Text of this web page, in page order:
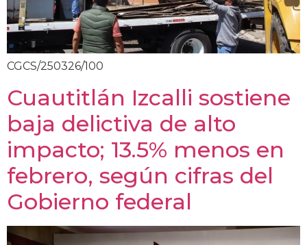
CGCS/250326/100
Cuautitlán Izcalli sostiene
baja delictiva de alto
impacto; 13.5% menos en
febrero, según cifras del
Gobierno federal